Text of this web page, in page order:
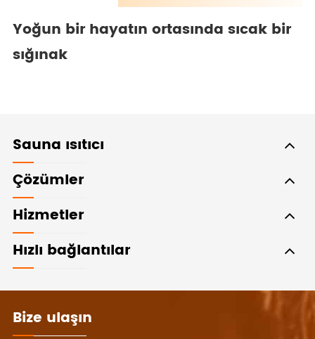
Yoğun bir hayatın ortasında sıcak bir
sığınak
Sauna ısıtıcı
Çözümler
Hizmetler
Hızlı bağlantılar
Bize ulaşın